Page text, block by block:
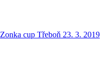
Zonka cup Třeboň 23. 3. 2019